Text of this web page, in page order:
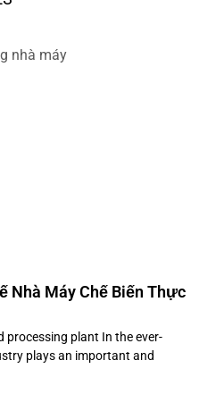
Nhà Máy Chế Biến Thực
processing plant In the ever-
plays an important and